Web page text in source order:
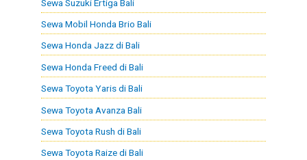
Sewa Suzuki Ertiga Bali
Sewa Mobil Honda Brio Bali
Sewa Honda Jazz di Bali
Sewa Honda Freed di Bali
Sewa Toyota Yaris di Bali
Sewa Toyota Avanza Bali
Sewa Toyota Rush di Bali
Sewa Toyota Raize di Bali